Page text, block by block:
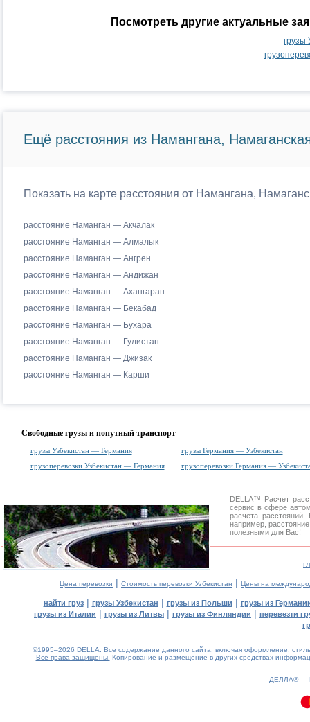
Посмотреть другие актуальные
грузы
Ещё расстояния из Намангана,
Показать на карте расстояния от Намангана,
расстояние Наманган — Акчалак
расстояние Наманган — Алмалык
расстояние Наманган — Ангрен
расстояние Наманган — Андижан
расстояние Наманган — Ахангаран
расстояние Наманган — Бекабад
расстояние Наманган — Бухара
расстояние Наманган — Гулистан
расстояние Наманган — Джизак
расстояние Наманган — Карши
Свободные грузы и попутный транспорт
грузы Узбекистан — Германия
грузы Германия — Узбекистан
грузоперевозки Узбекистан — Германия
грузоперевозки Германия —
DELLA™ Расчет
сервис в сфере
расчета
например,
полезными для Вас!
Цена перевозки | Стоимость перевозки Узбекистан | Цены на
найти груз| грузы Узбекистан | грузы из Польши | грузы из
грузы из Италии | грузы из Литвы | грузы из Финляндии | перевезти
©1995–2026 DELLA. Все содержание данного сайта, включая оформление,
Все права защищены. Копирование и размещение в других средствах
ДЕЛЛА® —